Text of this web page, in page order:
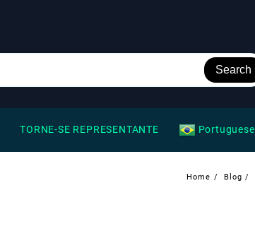
Search
TORNE-SE REPRESENTANTE Portuguese
Home Blog